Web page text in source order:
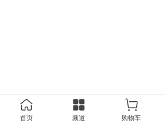
首页 频道 购物车